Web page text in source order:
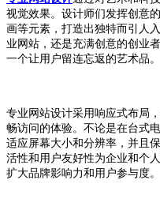
视觉效果。设计师们发挥创意
画等元素，打造出独特而引人
业网站，还是充满创意的创业
一个让用户留连忘返的艺术品。
专业网站设计采用响应式布局
畅访问的体验。不论是在台式
适应屏幕大小和分辨率，并且
活性和用户友好性为企业和个
扩大品牌影响力和用户参与度。